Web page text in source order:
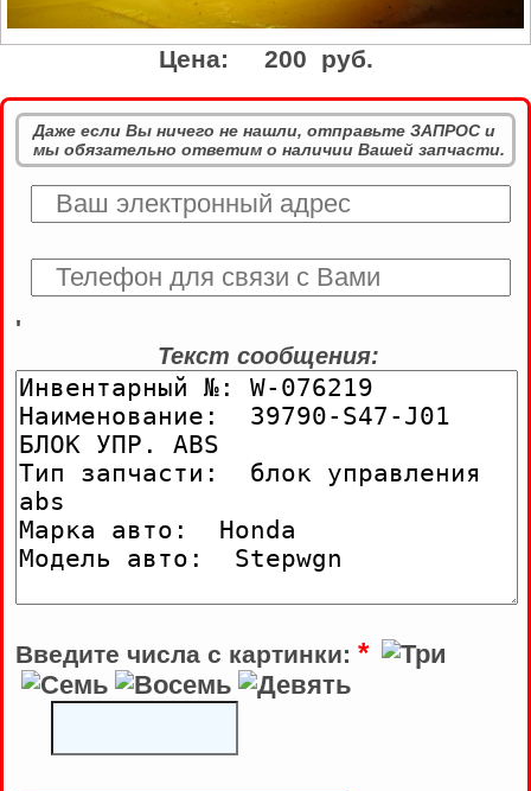
Цена: 200 руб.
Даже если Вы ничего не нашли, отправьте ЗАПРОС и
мы обязательно ответим о наличии Вашей запчасти.
'
Текст сообщения:
Введите числа с картинки: *